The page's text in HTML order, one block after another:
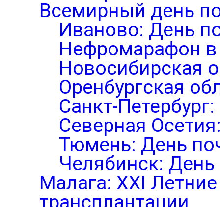
Всемирный день
Иваново: День
Нефромарафон
Новосибирская
Оренбургская
Санкт-
Северная
Тюмень: День
Челябинск: День
Малага: XXI
трансплантации